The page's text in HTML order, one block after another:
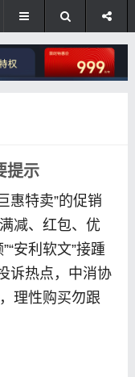
提示
惠特卖”的促销
减、红包、优
安利软文”接踵
诉热点，中消协
理性购买勿跟